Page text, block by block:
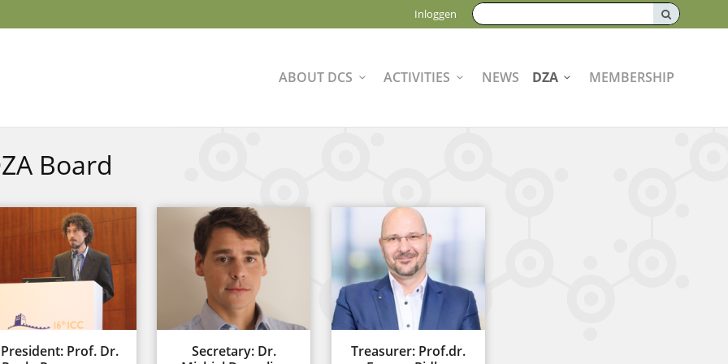
Zoeken:
Inloggen
ABOUT DCS ACTIVITIES NEWS DZA MEMBERSHIP
Board
President: Prof. Dr.
Secretary: Dr.
Treasurer: Prof.dr.